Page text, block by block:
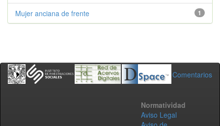
1
Mujer anciana de frente
Comentarios
Normatividad
Aviso Legal